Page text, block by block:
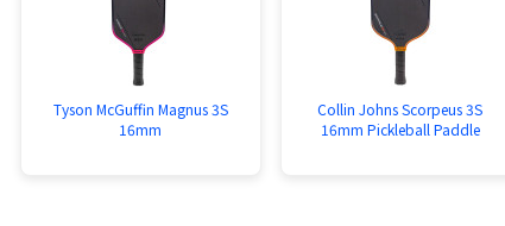
Tyson McGuffin Magnus 3S
16mm
Collin Johns Scorpeus 3S
16mm Pickleball Paddle